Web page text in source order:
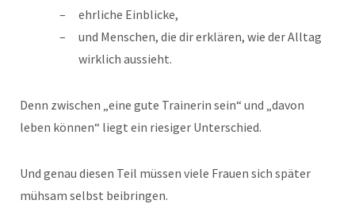
ehrliche Einblicke,
und Menschen, die dir erklären, wie der Alltag
wirklich aussieht.
Denn zwischen „eine gute Trainerin sein“ und „davon
leben können“ liegt ein riesiger Unterschied.
Und genau diesen Teil müssen viele Frauen sich später
mühsam selbst beibringen.